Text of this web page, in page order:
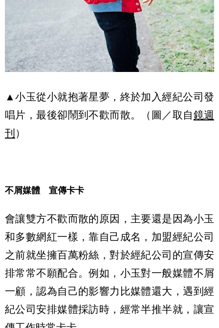
▲小玉從小就抱著星夢，終於加入經紀公司發
唱片，最後卻鬧到不歡而散。（圖／取自鏡週
刊 ）
不屑媒體 宣傳卡卡
會讓雙方不歡而散的原因，主要還是因為小玉
和多數網紅一樣，靠自己成名，加盟經紀公司
之前就坐擁百萬粉絲，對於經紀公司的宣傳安
排常常不願配合。例如，小玉對一般媒體不屑
一顧，認為自己的影響力比媒體還大，遇到經
紀公司安排媒體採訪時，經常半推半就，讓宣